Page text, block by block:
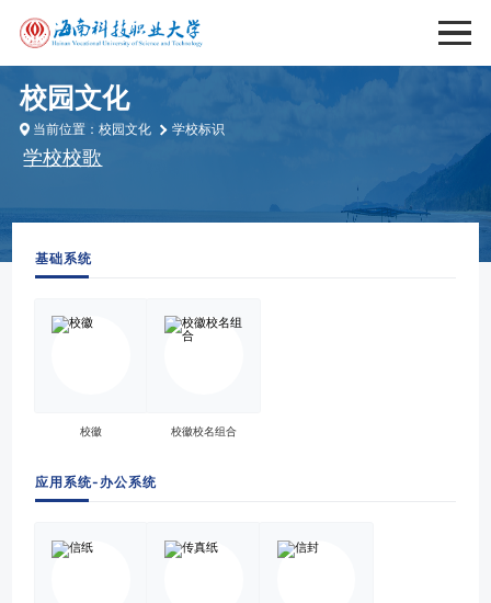
校园文化
当前位置：校园文化 学校标识
学校校歌
基础系统
校徽 校徽校名组合
应用系统-办公系统